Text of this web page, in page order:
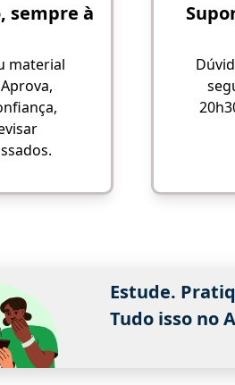
sempre à
material
Estude.
Tudo isso no